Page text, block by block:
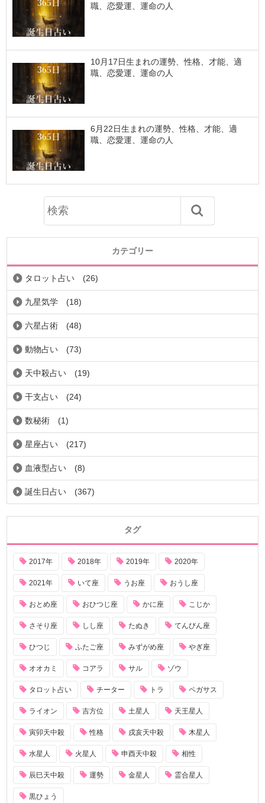
職、恋愛運、運命の人
10月17日生まれの運勢、性格、才能、適
職、恋愛運、運命の人
6月22日生まれの運勢、性格、才能、適
職、恋愛運、運命の人
カテゴリー
タロット占い (26)
九星気学 (18)
六星占術 (48)
動物占い (73)
天中殺占い (19)
干支占い (24)
数秘術 (1)
星座占い (217)
血液型占い (8)
誕生日占い (367)
タグ
2017年 2018年 2019年 2020年
2021年 いて座 うお座 おうし座
おとめ座 おひつじ座 かに座 こじか
さそり座 しし座 たぬき てんびん座
ひつじ ふたご座 みずがめ座 やぎ座
オオカミ コアラ サル ゾウ
タロット占い チーター トラ ペガサス
ライオン 吉方位 土星人 天王星人
寅卯天中殺 性格 戌亥天中殺 木星人
水星人 火星人 申酉天中殺 相性
辰巳天中殺 運勢 金星人 霊合星人
黒ひょう